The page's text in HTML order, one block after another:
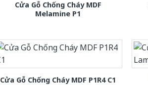
Cửa Gỗ Chống Cháy MDF
Melamine P1
Cửa Gỗ Chống Cháy MDF P1R4 C1